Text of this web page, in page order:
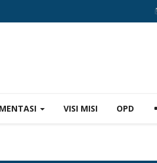
VISI MISI OPD